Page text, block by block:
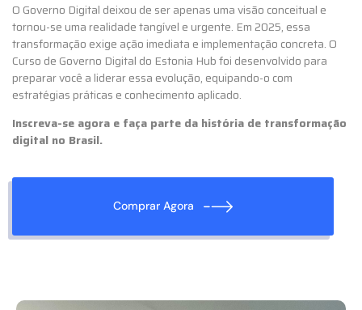
O Governo Digital deixou de ser apenas uma visão conceitual e
tornou-se uma realidade tangível e urgente. Em 2025, essa
transformação exige ação imediata e implementação concreta. O
Curso de Governo Digital do Estonia Hub foi desenvolvido para
preparar você a liderar essa evolução, equipando-o com
estratégias práticas e conhecimento aplicado.
Inscreva-se agora e faça parte da história de transformação
digital no Brasil.
Comprar Agora